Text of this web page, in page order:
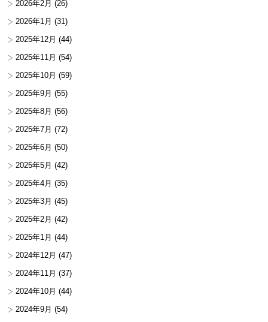
2026年2月 (26)
2026年1月 (31)
2025年12月 (44)
2025年11月 (54)
2025年10月 (59)
2025年9月 (55)
2025年8月 (56)
2025年7月 (72)
2025年6月 (50)
2025年5月 (42)
2025年4月 (35)
2025年3月 (45)
2025年2月 (42)
2025年1月 (44)
2024年12月 (47)
2024年11月 (37)
2024年10月 (44)
2024年9月 (54)